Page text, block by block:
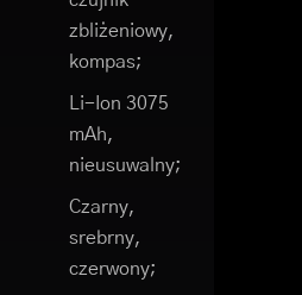
zbliżeniowy,
kompas;
Li-Ion 3075
mAh,
nieusuwalny;
Czarny,
srebrny,
czerwony;